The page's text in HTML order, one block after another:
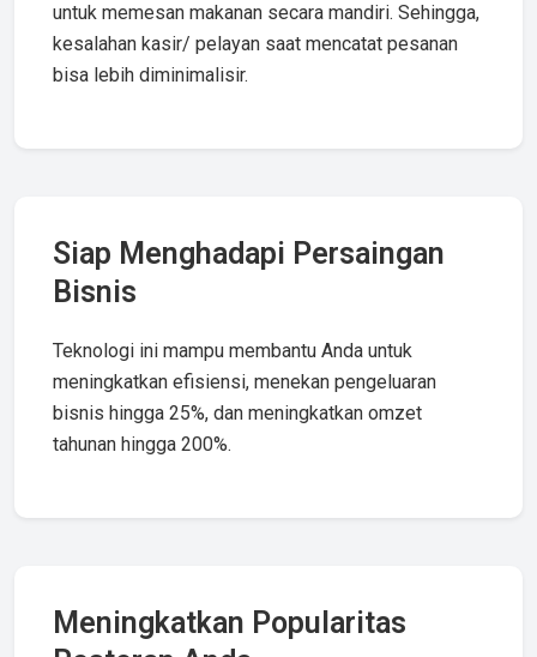
untuk memesan makanan secara mandiri. Sehingga,
kesalahan kasir/ pelayan saat mencatat pesanan
bisa lebih diminimalisir.
Siap Menghadapi Persaingan
Bisnis
Teknologi ini mampu membantu Anda untuk
meningkatkan efisiensi, menekan pengeluaran
bisnis hingga 25%, dan meningkatkan omzet
tahunan hingga 200%.
Meningkatkan Popularitas